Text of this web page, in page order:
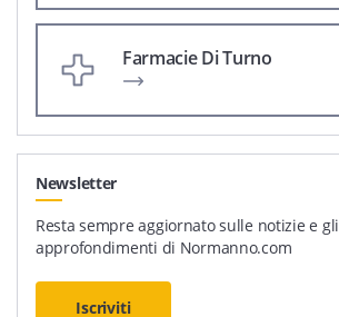
Farmacie Di Turno
Newsletter
Resta sempre aggiornato sulle notizie e gli
approfondimenti di Normanno.com
Iscriviti